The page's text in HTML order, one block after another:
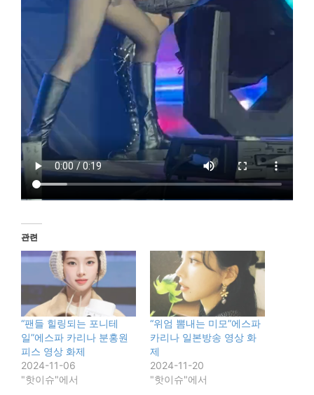
관련
“팬들 힐링되는 포니테
일”에스파 카리나 분홍원
피스 영상 화제
2024-11-06
"핫이슈"에서
“위엄 뽐내는 미모”에스파
카리나 일본방송 영상 화
제
2024-11-20
"핫이슈"에서